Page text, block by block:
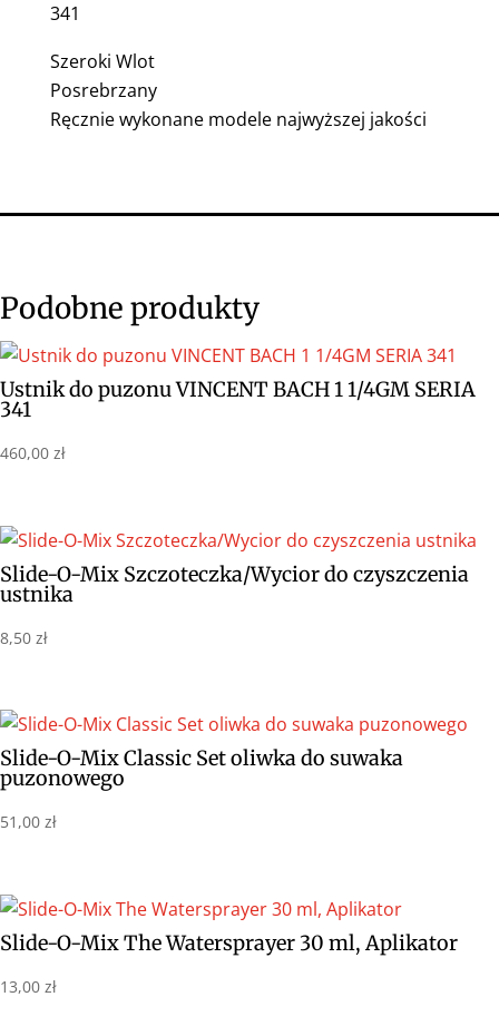
341
Szeroki Wlot
Posrebrzany
Ręcznie wykonane modele najwyższej jakości
Podobne produkty
Ustnik do puzonu VINCENT BACH 1 1/4GM SERIA
341
460,00 zł
Slide-O-Mix Szczoteczka/Wycior do czyszczenia
ustnika
8,50 zł
Slide-O-Mix Classic Set oliwka do suwaka
puzonowego
51,00 zł
Slide-O-Mix The Watersprayer 30 ml, Aplikator
13,00 zł